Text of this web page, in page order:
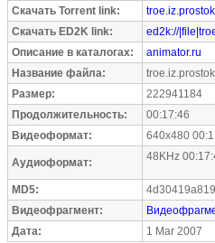
Скачать Torrent link:
Скачать ED2K link:
ed2k://
Описание в каталогах:
animator.ru
Название файла:
Размер:
222941184
Продолжительность:
00:17:46
Видеоформат:
640x480
Аудиоформат: 48KHz
MD5:
Видеофрагмент:
Дата:
1 Mar 2007